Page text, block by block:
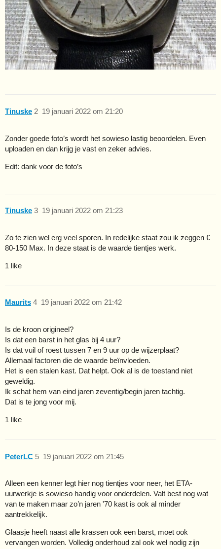
Tinuske 19 januari 2022 om 21:20
2
Zonder goede foto’s wordt het sowieso lastig beoordelen. Even
uploaden en dan krijg je vast en zeker advies.
Edit: dank voor de foto’s
Tinuske 19 januari 2022 om 21:23
3
Zo te zien wel erg veel sporen. In redelijke staat zou ik zeggen €
80-150 Max. In deze staat is de waarde tientjes werk.
1 like
Maurits 19 januari 2022 om 21:42
4
Is de kroon origineel?
Is dat een barst in het glas bij 4 uur?
Is dat vuil of roest tussen 7 en 9 uur op de wijzerplaat?
Allemaal factoren die de waarde beïnvloeden.
Het is een stalen kast. Dat helpt. Ook al is de toestand niet
geweldig.
Ik schat hem van eind jaren zeventig/begin jaren tachtig.
Dat is te jong voor mij.
1 like
PeterLC 19 januari 2022 om 21:45
5
Alleen een kenner legt hier nog tientjes voor neer, het ETA-
uurwerkje is sowieso handig voor onderdelen. Valt best nog wat
van te maken maar zo’n jaren '70 kast is ook al minder
aantrekkelijk.
Glaasje heeft naast alle krassen ook een barst, moet ook
vervangen worden. Volledig onderhoud zal ook wel nodig zijn